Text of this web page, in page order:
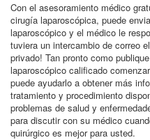
Con el asesoramiento médico
cirugía laparoscópica, puede
laparoscópico y el médico le
tuviera un intercambio de correo
privado! Tan pronto como
laparoscópico calificado
puede ayudarlo a obtener más
tratamiento y procedimiento
problemas de salud y
para discutir con su médico
quirúrgico es mejor para usted.